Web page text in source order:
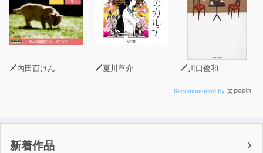
英会話の場面で自然と熟語を繰り出せるようになります。
※対象レベル：高校基礎から難関大まで
情報は含まれておりません。
内田百けん 夏川草介 川口俊和
Recommended by
新着作品